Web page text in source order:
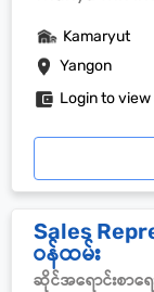
Yangon
Kamaryut
Login to
Sales
ဝန်ထမ်း
ဆိုင်အရောင်းစာရေ